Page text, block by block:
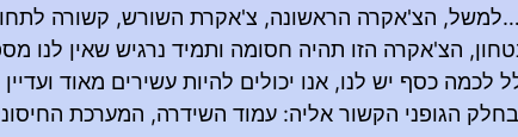
למשל, הצ'אקרה הראשונה, צ'אקרת השורש, קשורה
הצ'אקרה הזו תהיה חסומה ותמיד נרגיש שאין לנו
לכמה כסף יש לנו, אנו יכולים להיות עשירים מאוד
הגופני הקשור אליה: עמוד השידרה, המערכת